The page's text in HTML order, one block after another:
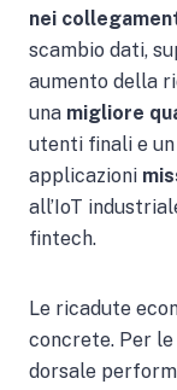
nei
scambio dati,
aumento della
una migliore
utenti finali e
applicazioni
all’IoT
fintech.
Le ricadute
concrete. Per
dorsale